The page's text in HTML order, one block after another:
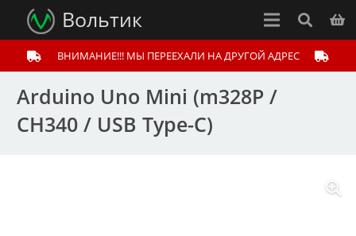
Вольтик
ВНИМАНИЕ!!! МЫ ПЕРЕЕХАЛИ НА ДРУГОЙ АДРЕС
Arduino Uno Mini (m328P /
CH340 / USB Type-C)